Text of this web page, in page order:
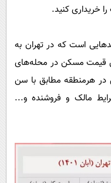
است که در تهران به
قیمت مسکن در محله‌های
در هرمنطقه مطابق با سن
مالک و فروشنده و...